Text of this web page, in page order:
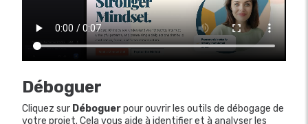
Déboguer
Cliquez sur Déboguerpour ouvrir les outils de débogage de
votre projet. Cela vous aide à identifier et à analyser les